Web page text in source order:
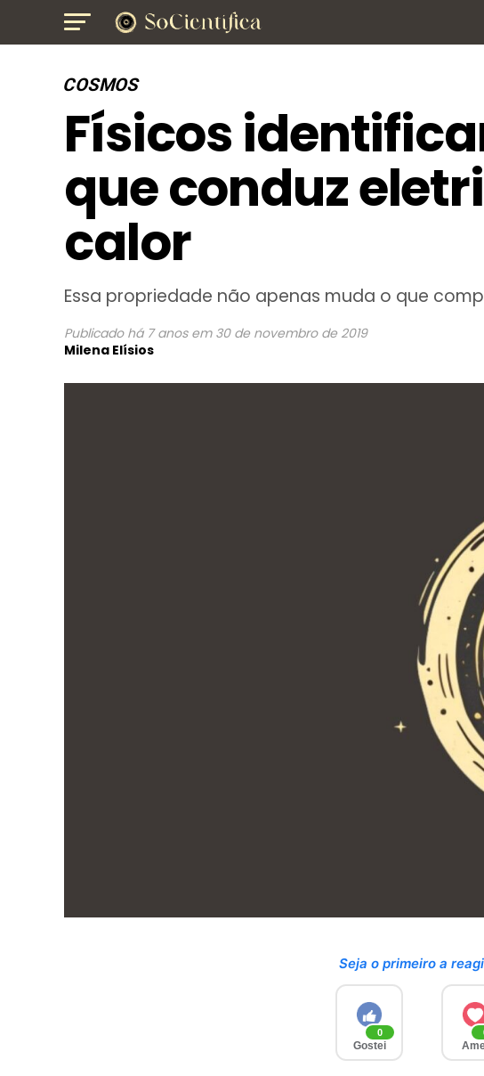
COSMOS
Físicos
que conduz
calor
Essa propriedade não apenas muda o que
Publicado há 7 anos em 30 de novembro de 2019
Milena Elísios
Seja o primeiro a
0
Gostei